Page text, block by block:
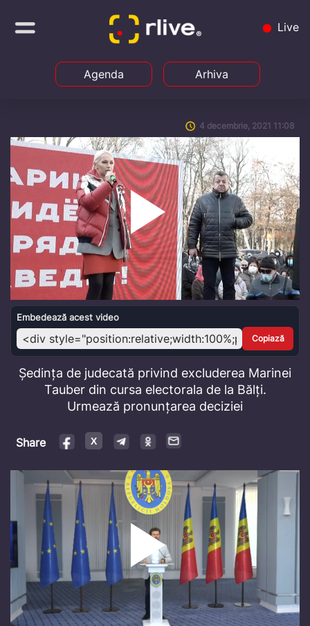
Live
Agenda Arhiva
4 decembrie, 2021 11:08
Play
Video
Embedează acest video
Copiază
Ședința de judecată privind excluderea Marinei
Tauber din cursa electorala de la Bălți.
Urmează pronunțarea deciziei
Share